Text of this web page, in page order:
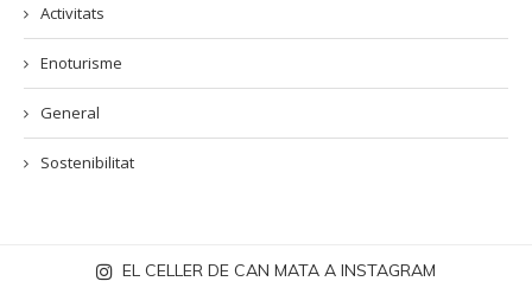
Activitats
Enoturisme
General
Sostenibilitat
EL CELLER DE CAN MATA A INSTAGRAM